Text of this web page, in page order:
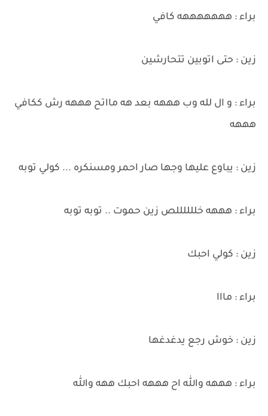
براء : هههههههه كافي
زين : حتى اتوبين تتحارشين
براء : و ال لله وب هههه بعد هه مااتح هههه رش ككافي
هههه
زين : يباوع عليها وجها صار احمر ومسنكره ... كولي توبه
براء : هههه خللللللص زين حموت .. توبه توبه
زين : كولي احبك
براء : مااا
زين : خوش رجع يدغدغها
براء : هههه والله اح هههه احبك ههه والله